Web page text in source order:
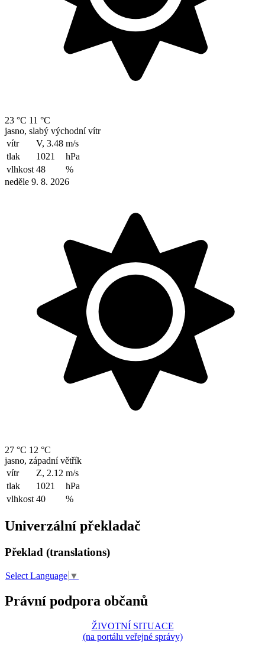
23 °C 11 °C
jasno, slabý východní vítr
vítr
V, 3.48 m/s
tlak
1021
hPa
vlhkost 48
%
neděle 9. 8. 2026
27 °C 12 °C
jasno, západní větřík
vítr
Z, 2.12 m/s
tlak
1021
hPa
vlhkost 40 %
Univerzální překladač
Překlad (translations)
Select Language ▼
Právní podpora občanů
ŽIVOTNÍ SITUACE
(na portálu veřejné správy)